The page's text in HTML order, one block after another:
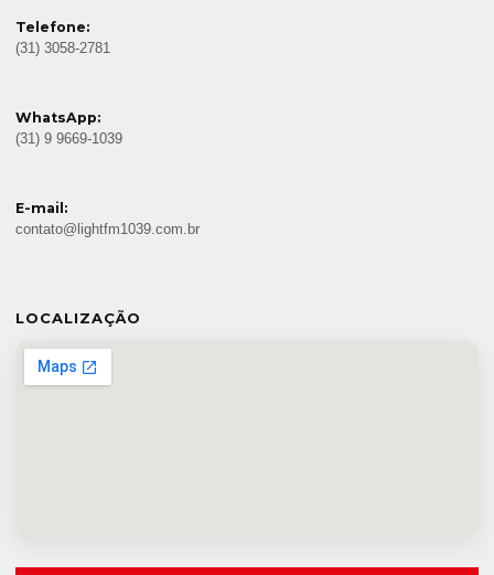
Telefone:
(31) 3058-2781
WhatsApp:
(31) 9 9669-1039
E-mail:
contato@lightfm1039.com.br
LOCALIZAÇÃO